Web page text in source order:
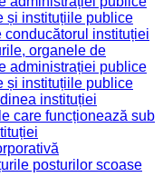
și instituțiile publice
conducătorul instituției
organele de
administrației publice
și instituțiile publice
instituției
care funcționează sub
posturilor scoase